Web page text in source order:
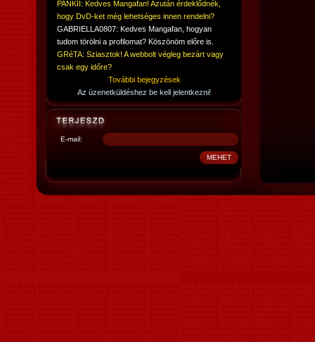
PANKII: Kedves Mangafan! Azután érdeklődnék,
hogy DvD-ket még lehetséges innen rendelni?
GABRIELLA0807: Kedves Mangafan, hogyan
tudom törölni a profilomat? Köszönöm előre is.
GRéTA: Sziasztok! A webbolt végleg bezárt vagy
csak egy időre?
További bejegyzések
Az üzenetküldéshez be kell jelentkezni!
E-mail: